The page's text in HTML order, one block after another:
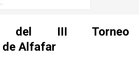
del III Torneo
de Alfafar